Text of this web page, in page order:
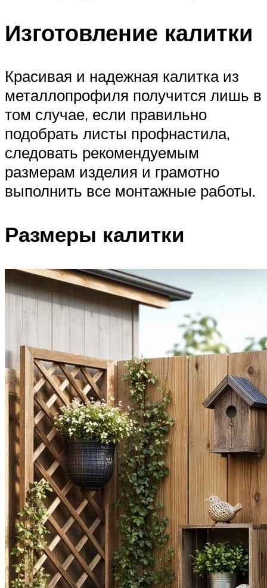
Изготовление калитки
Красивая и надежная калитка из
металлопрофиля получится лишь в
том случае, если правильно
подобрать листы профнастила,
следовать рекомендуемым
размерам изделия и грамотно
выполнить все монтажные работы.
Размеры калитки